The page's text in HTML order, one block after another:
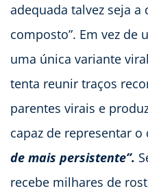
adequada talvez seja a
composto”. Em vez de
uma única variante
tenta reunir traços
parentes virais e
capaz de representar o
de mais persistente”.
recebe milhares de